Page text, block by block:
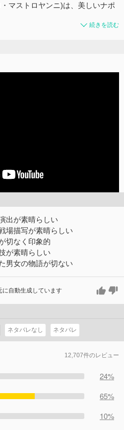
マストロヤンニ)は、美しいナポ
続きを読む
出が素晴らしい
場描写が素晴らしい
切なく印象的
が素晴らしい
男女の物語が切ない
に自動生成しています
ネタバレなし ネタバレ
12,707件のレビュー
24%
65%
10%